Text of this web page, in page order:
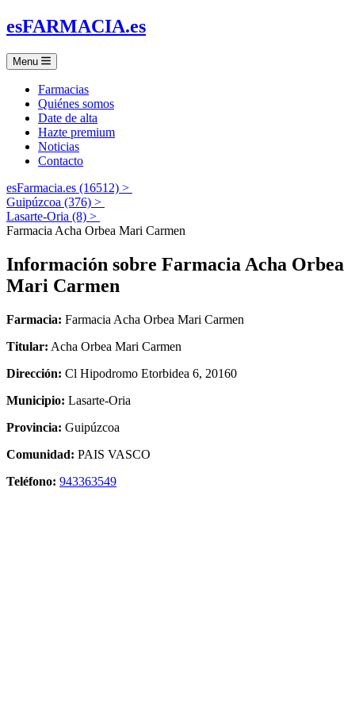
esFARMACIA.es
Menu
Farmacias
Quiénes somos
Date de alta
Hazte premium
Noticias
Contacto
esFarmacia.es (16512) >
Guipúzcoa (376) >
Lasarte-Oria (8) >
Farmacia Acha Orbea Mari Carmen
Información sobre Farmacia Acha Orbea
Mari Carmen
Farmacia: Farmacia Acha Orbea Mari Carmen
Titular: Acha Orbea Mari Carmen
Dirección: Cl Hipodromo Etorbidea 6, 20160
Municipio: Lasarte-Oria
Provincia: Guipúzcoa
Comunidad: PAIS VASCO
Teléfono: 943363549